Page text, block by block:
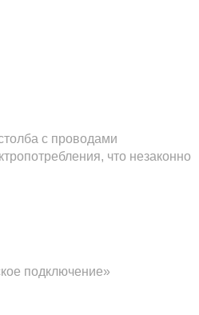
с проводами
что незаконно
подключение»